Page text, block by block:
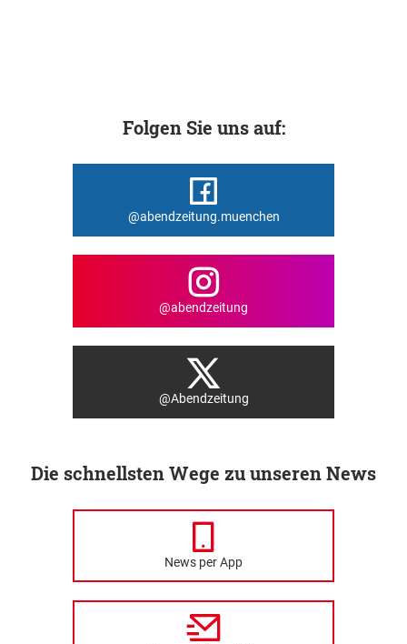
Folgen Sie uns auf:
@abendzeitung.muenchen
@abendzeitung
@Abendzeitung
Die schnellsten Wege zu unseren News
News per App